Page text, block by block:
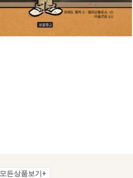
모든상품보기+